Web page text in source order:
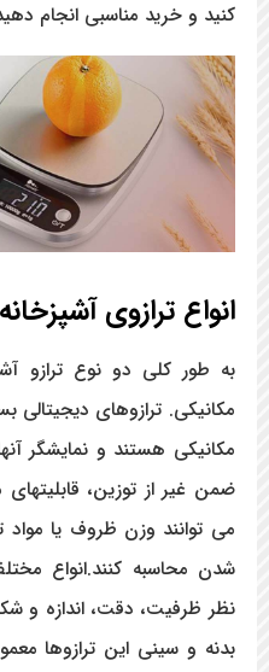
کنید و خرید مناسبی انجام
انواع ترازوی آشپزخانه
به طور کلی دو نوع ترازو
مکانیکی. ترازوهای دیجیتالی
مکانیکی هستند و نمایشگر
ضمن غیر از توزین، قابلیتهای
می توانند وزن ظروف یا
شدن محاسبه کنند.انواع
نظر ظرفیت، دقت، اندازه و
بدنه و سینی این ترازوها